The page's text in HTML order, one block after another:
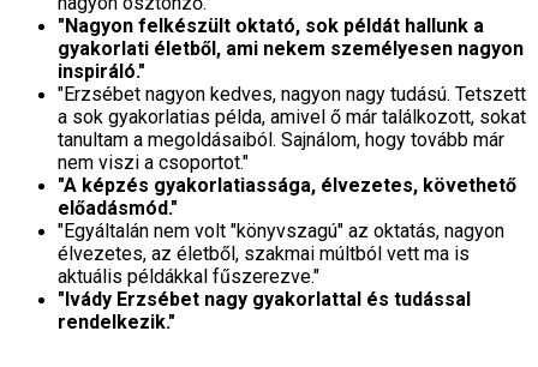
"Nagyon felkészült oktató, sok példát hallunk a
gyakorlati életből, ami nekem személyesen nagyon
inspiráló."
"Erzsébet nagyon kedves, nagyon nagy tudású. Tetszett
a sok gyakorlatias példa, amivel ő már találkozott, sokat
tanultam a megoldásaiból. Sajnálom, hogy tovább már
nem viszi a csoportot."
"A képzés gyakorlatiassága, élvezetes, követhető
előadásmód."
"Egyáltalán nem volt "könyvszagú" az oktatás, nagyon
élvezetes, az életből, szakmai múltból vett ma is
aktuális példákkal fűszerezve."
"Ivády Erzsébet nagy gyakorlattal és tudással
rendelkezik."